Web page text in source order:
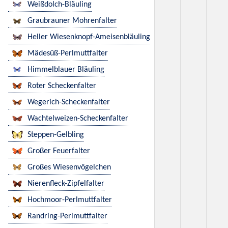
Weißdolch-Bläuling
Graubrauner Mohrenfalter
Heller Wiesenknopf-Ameisenbläuling
Mädesüß-Perlmuttfalter
Himmelblauer Bläuling
Roter Scheckenfalter
Wegerich-Scheckenfalter
Wachtelweizen-Scheckenfalter
Steppen-Gelbling
Großer Feuerfalter
Großes Wiesenvögelchen
Nierenfleck-Zipfelfalter
Hochmoor-Perlmuttfalter
Randring-Perlmuttfalter